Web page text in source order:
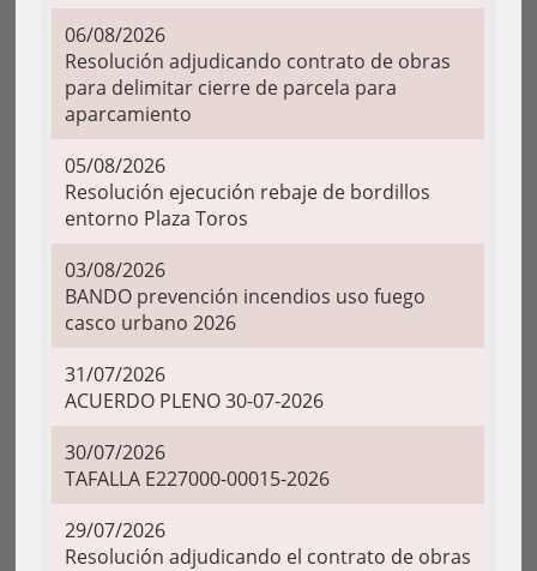
06/08/2026
Resolución adjudicando contrato de obras
para delimitar cierre de parcela para
aparcamiento
05/08/2026
Resolución ejecución rebaje de bordillos
entorno Plaza Toros
03/08/2026
BANDO prevención incendios uso fuego
casco urbano 2026
31/07/2026
ACUERDO PLENO 30-07-2026
30/07/2026
TAFALLA E227000-00015-2026
29/07/2026
Resolución adjudicando el contrato de obras